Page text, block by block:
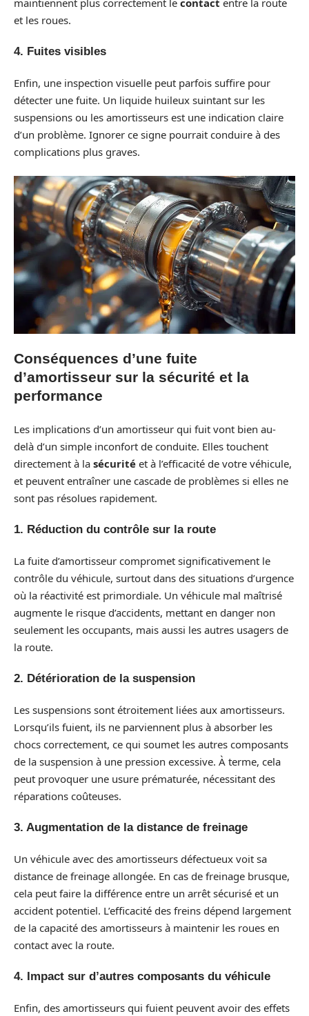
et les roues.
4. Fuites visibles
Enfin, une inspection visuelle peut parfois suffire pour
détecter une fuite. Un liquide huileux suintant sur les
suspensions ou les amortisseurs est une indication claire
d’un problème. Ignorer ce signe pourrait conduire à des
complications plus graves.
Conséquences d’une fuite
d’amortisseur sur la sécurité et la
performance
Les implications d’un amortisseur qui fuit vont bien au-
delà d’un simple inconfort de conduite. Elles touchent
directement à la sécurité et à l’efficacité de votre véhicule,
et peuvent entraîner une cascade de problèmes si elles ne
sont pas résolues rapidement.
1. Réduction du contrôle sur la route
La fuite d’amortisseur compromet significativement le
contrôle du véhicule, surtout dans des situations d’urgence
où la réactivité est primordiale. Un véhicule mal maîtrisé
augmente le risque d’accidents, mettant en danger non
seulement les occupants, mais aussi les autres usagers de
la route.
2. Détérioration de la suspension
Les suspensions sont étroitement liées aux amortisseurs.
Lorsqu’ils fuient, ils ne parviennent plus à absorber les
chocs correctement, ce qui soumet les autres composants
de la suspension à une pression excessive. À terme, cela
peut provoquer une usure prématurée, nécessitant des
réparations coûteuses.
3. Augmentation de la distance de freinage
Un véhicule avec des amortisseurs défectueux voit sa
distance de freinage allongée. En cas de freinage brusque,
cela peut faire la différence entre un arrêt sécurisé et un
accident potentiel. L’efficacité des freins dépend largement
de la capacité des amortisseurs à maintenir les roues en
contact avec la route.
4. Impact sur d’autres composants du véhicule
Enfin, des amortisseurs qui fuient peuvent avoir des effets